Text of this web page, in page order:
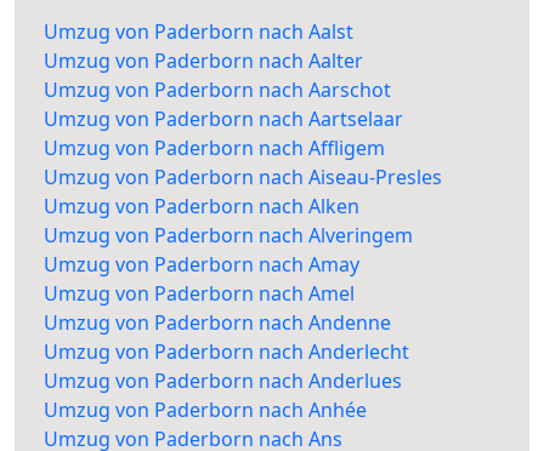
Umzug von Paderborn nach Aalst
Umzug von Paderborn nach Aalter
Umzug von Paderborn nach Aarschot
Umzug von Paderborn nach Aartselaar
Umzug von Paderborn nach Affligem
Umzug von Paderborn nach Aiseau-Presles
Umzug von Paderborn nach Alken
Umzug von Paderborn nach Alveringem
Umzug von Paderborn nach Amay
Umzug von Paderborn nach Amel
Umzug von Paderborn nach Andenne
Umzug von Paderborn nach Anderlecht
Umzug von Paderborn nach Anderlues
Umzug von Paderborn nach Anhée
Umzug von Paderborn nach Ans